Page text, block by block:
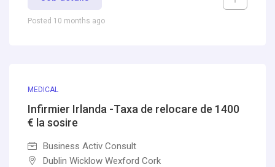
Posted 10 months ago
MEDICAL
Infirmier Irlanda -Taxa de relocare de 1400
€ la sosire
Business Activ Consult
Dublin Wicklow Wexford Cork